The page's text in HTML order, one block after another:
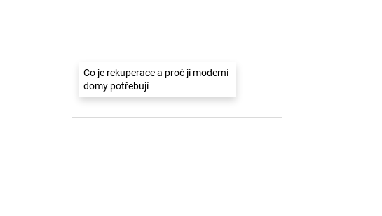
Co je rekuperace a proč ji moderní
domy potřebují